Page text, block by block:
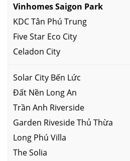
Vinhomes Saigon Park
KDC Tân Phú Trung
Five Star Eco City
Celadon City
Solar City Bến Lức
Đất Nền Long An
Trần Anh Riverside
Garden Riveside Thủ Thừa
Long Phú Villa
The Solia